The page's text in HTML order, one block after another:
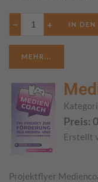
− +
MEHR...
Preis:
Erstellt
Projektflyer